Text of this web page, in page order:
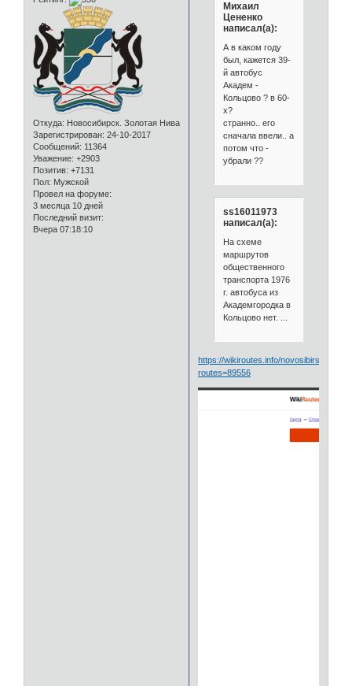
Откуда: Новосибирск. Золотая Нива
Зарегистрирован: 24-10-2017
Сообщений: 11364
Уважение: +2903
Позитив: +7131
Пол: Мужской
Провел на форуме:
3 месяца 10 дней
Последний визит:
Вчера 07:18:10
Михаил
Цененко
написал(а):
А в каком году
был, кажется 39-
й автобус
Академ -
Кольцово ? в 60-
х?
странно.. его
сначала ввели.. а
потом что -
убрали ??
ss16011973
написал(а):
На схеме
маршрутов
общественного
транспорта 1976
г. автобуса из
Академгородка в
Кольцово нет. ...
https://wikiroutes.info/novosibirsk?
routes=89556